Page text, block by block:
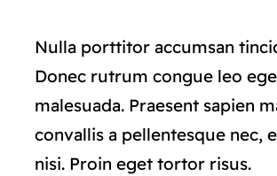
Nulla porttitor accumsan
Donec rutrum congue leo
malesuada. Praesent sapien
convallis a pellentesque nec,
nisi. Proin eget tortor risus.